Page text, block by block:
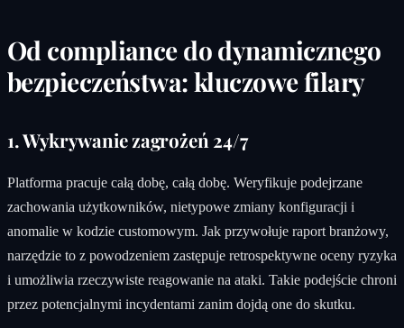
Od compliance do dynamicznego
bezpieczeństwa: kluczowe filary
1. Wykrywanie zagrożeń 24/7
Platforma pracuje całą dobę, całą dobę. Weryfikuje podejrzane
zachowania użytkowników, nietypowe zmiany konfiguracji i
anomalie w kodzie customowym. Jak przywołuje raport branżowy,
narzędzie to z powodzeniem zastępuje retrospektywne oceny ryzyka
i umożliwia rzeczywiste reagowanie na ataki. Takie podejście chroni
przez potencjalnymi incydentami zanim dojdą one do skutku.